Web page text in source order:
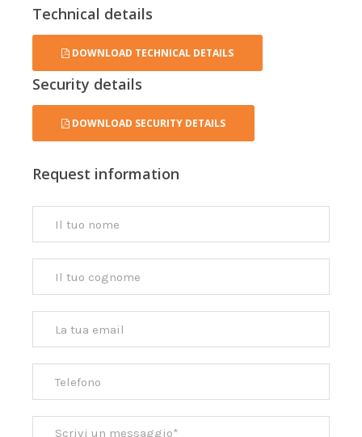
Technical details
DOWNLOAD TECHNICAL DETAILS
Security details
DOWNLOAD SECURITY DETAILS
Request information